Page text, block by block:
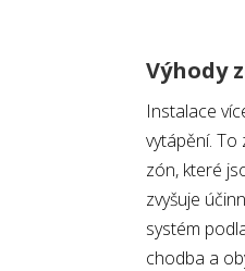
Výhody
Instalace
vytápění.
zón, které
zvyšuje
systém
chodba a